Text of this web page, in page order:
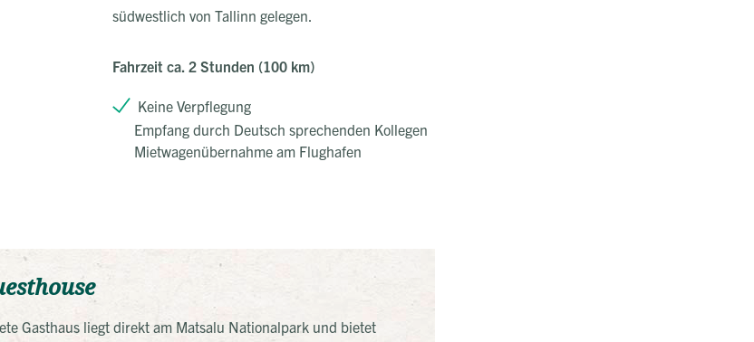
südwestlich von Tallinn gelegen.
Fahrzeit ca. 2 Stunden (100 km)
Keine Verpflegung
Empfang durch Deutsch sprechenden Kollegen
Mietwagenübernahme am Flughafen
Gasthaus liegt direkt am Matsalu Nationalpark und bietet